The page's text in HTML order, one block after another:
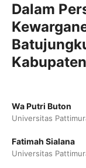
Dalam
Wa Putri Buton
Universitas
Fatimah Sialana
Universitas